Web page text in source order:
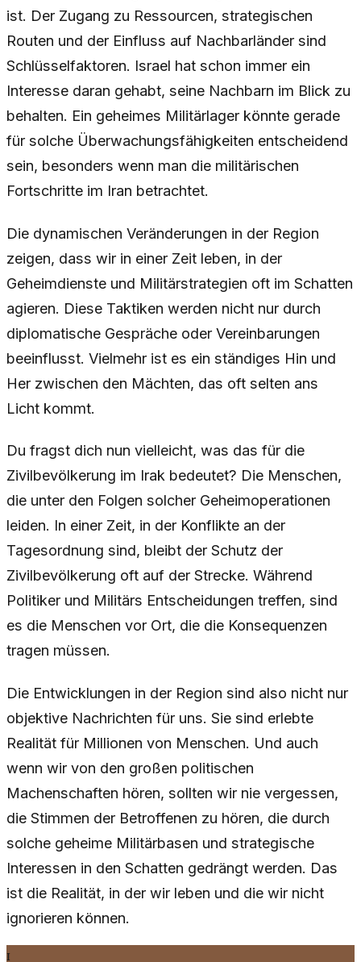
ist. Der Zugang zu Ressourcen, strategischen
Routen und der Einfluss auf Nachbarländer sind
Schlüsselfaktoren. Israel hat schon immer ein
Interesse daran gehabt, seine Nachbarn im Blick zu
behalten. Ein geheimes Militärlager könnte gerade
für solche Überwachungsfähigkeiten entscheidend
sein, besonders wenn man die militärischen
Fortschritte im Iran betrachtet.
Die dynamischen Veränderungen in der Region
zeigen, dass wir in einer Zeit leben, in der
Geheimdienste und Militärstrategien oft im Schatten
agieren. Diese Taktiken werden nicht nur durch
diplomatische Gespräche oder Vereinbarungen
beeinflusst. Vielmehr ist es ein ständiges Hin und
Her zwischen den Mächten, das oft selten ans
Licht kommt.
Du fragst dich nun vielleicht, was das für die
Zivilbevölkerung im Irak bedeutet? Die Menschen,
die unter den Folgen solcher Geheimoperationen
leiden. In einer Zeit, in der Konflikte an der
Tagesordnung sind, bleibt der Schutz der
Zivilbevölkerung oft auf der Strecke. Während
Politiker und Militärs Entscheidungen treffen, sind
es die Menschen vor Ort, die die Konsequenzen
tragen müssen.
Die Entwicklungen in der Region sind also nicht nur
objektive Nachrichten für uns. Sie sind erlebte
Realität für Millionen von Menschen. Und auch
wenn wir von den großen politischen
Machenschaften hören, sollten wir nie vergessen,
die Stimmen der Betroffenen zu hören, die durch
solche geheime Militärbasen und strategische
Interessen in den Schatten gedrängt werden. Das
ist die Realität, in der wir leben und die wir nicht
ignorieren können.
I